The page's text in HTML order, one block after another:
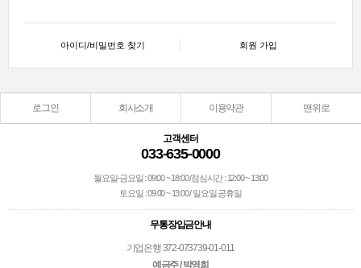
아이디/비밀번호 찾기 회원 가입
로그인 회사소개 이용약관 맨위로
고객센터
033-635-0000
월요일-금요일 : 09:00 ~ 18:00 /점심시간 : 12:00 ~ 13:00
토요일 : 09:00 ~ 13:00 / 일요일.공휴일
무통장입금안내
기업은행 372-073739-01-011
예금주 / 박영희